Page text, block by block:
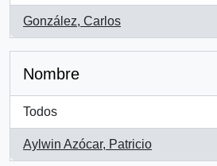
González, Carlos
, 1 resultados
Nombre
Todos
Aylwin Azócar, Patricio
, 1 resultados